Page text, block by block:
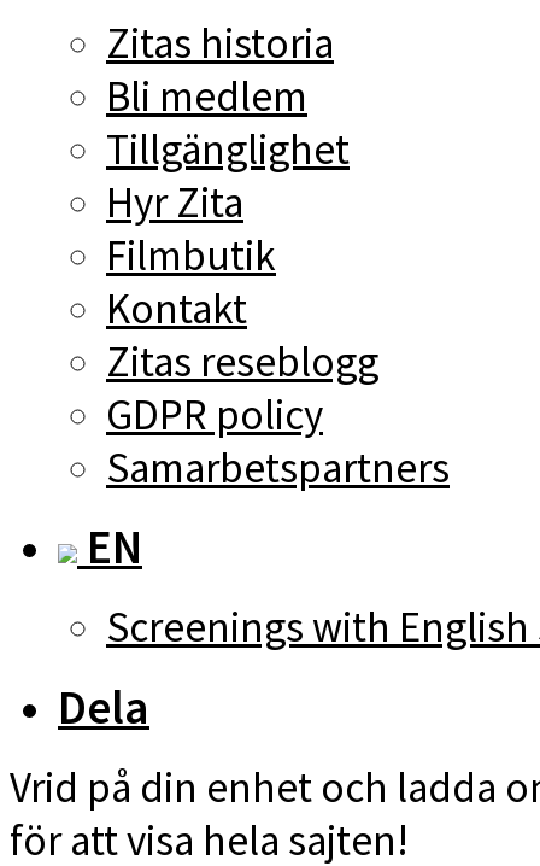
Zitas historia
Bli medlem
Tillgänglighet
Hyr Zita
Filmbutik
Kontakt
Zitas reseblogg
GDPR policy
Samarbetspartners
EN
Screenings with
Dela
Vrid på din enhet och ladda
för att visa hela sajten!